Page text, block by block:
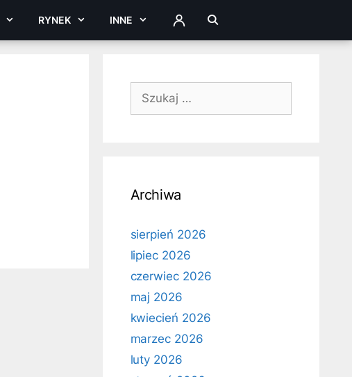
RYNEK INNE ZALOGUJ
Szukaj:
Archiwa
sierpień 2026
lipiec 2026
czerwiec 2026
maj 2026
kwiecień 2026
marzec 2026
luty 2026